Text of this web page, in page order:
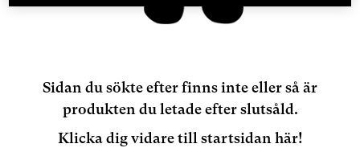
Sidan du sökte efter finns inte eller så är
produkten du letade efter slutsåld.
Klicka dig vidare till startsidan här!